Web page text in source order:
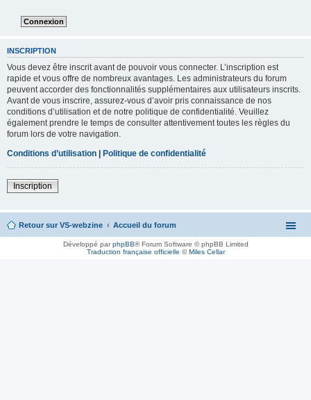
INSCRIPTION
Vous devez être inscrit avant de pouvoir vous connecter. L’inscription est
rapide et vous offre de nombreux avantages. Les administrateurs du forum
peuvent accorder des fonctionnalités supplémentaires aux utilisateurs inscrits.
Avant de vous inscrire, assurez-vous d’avoir pris connaissance de nos
conditions d’utilisation et de notre politique de confidentialité. Veuillez
également prendre le temps de consulter attentivement toutes les règles du
forum lors de votre navigation.
Conditions d’utilisation | Politique de confidentialité
Inscription
Retour sur VS-webzine Accueil du forum
Développé parphpBB® Forum Software © phpBB Limited
Traduction française officielle ©Miles Cellar